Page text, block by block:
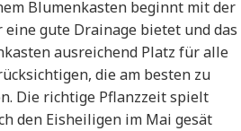
Blumenkasten beginnt mit der
gute Drainage bietet und das
ausreichend Platz für alle
die am besten zu
Die richtige Pflanzzeit spielt
den Eisheiligen im Mai gesät